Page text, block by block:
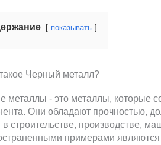
показывать
металлы - это металлы, которые
Они обладают прочностью,
строительстве, производстве,
примерами являются